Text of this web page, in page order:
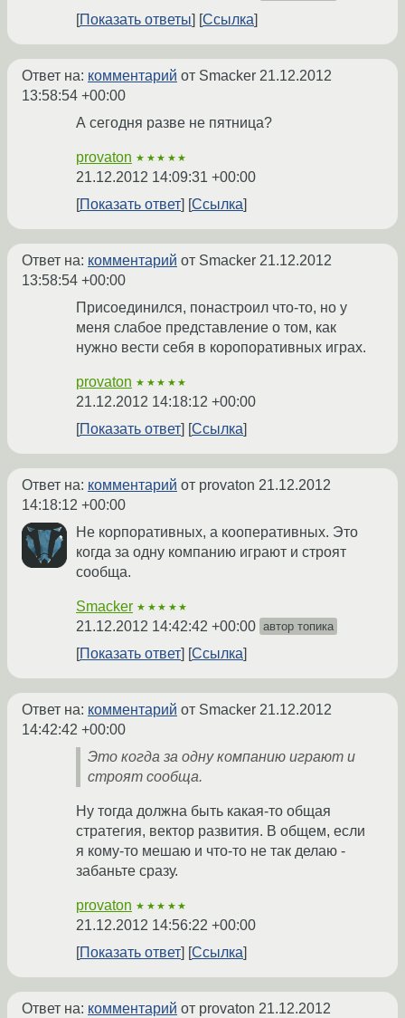
Показать ответы
Ссылка
Ответ на: комментарий от Smacker 21.12.2012
13:58:54 +00:00
А сегодня разве не пятница?
provaton ★★★★★
21.12.2012 14:09:31 +00:00
Показать ответ
Ссылка
Ответ на: комментарий от Smacker 21.12.2012
13:58:54 +00:00
Присоединился, понастроил что-то, но у
меня слабое представление о том, как
нужно вести себя в коропоративных играх.
provaton ★★★★★
21.12.2012 14:18:12 +00:00
Показать ответ
Ссылка
Ответ на: комментарий от provaton 21.12.2012
14:18:12 +00:00
Не корпоративных, а кооперативных. Это
когда за одну компанию играют и строят
сообща.
Smacker ★★★★★
21.12.2012 14:42:42 +00:00 автор топика
Показать ответ Ссылка
Ответ на: комментарий от Smacker 21.12.2012
14:42:42 +00:00
Это когда за одну компанию играют и
строят сообща.
Ну тогда должна быть какая-то общая
стратегия, вектор развития. В общем, если
я кому-то мешаю и что-то не так делаю -
забаньте сразу.
provaton ★★★★★
21.12.2012 14:56:22 +00:00
Показать ответ
Ссылка
Ответ на: комментарий от provaton 21.12.2012